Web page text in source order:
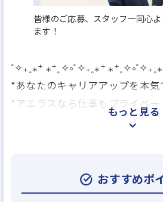
皆様のご応募、スタッフ一同心
ます！
˚✧₊˳⁎⁺ ⁎⁺˳✧༚˚✧₊˳⁎⁺
*あなたのキャリアアップを本気で
*アエラスなら仕事もプライベ
˚✧₊˳⁎⁺ ⁎⁺˳✧༚˚✧₊˳⁎⁺
エリア最大級の不動産グループ✨
もっと見る
おすすめポ